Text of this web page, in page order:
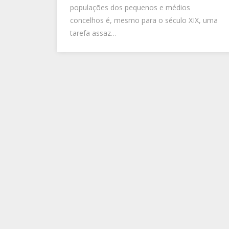
populações dos pequenos e médios
concelhos é, mesmo para o século XIX, uma
tarefa assaz…